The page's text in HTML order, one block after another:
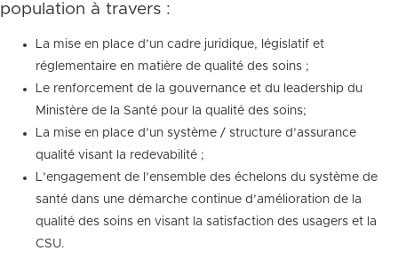
population à travers :
La mise en place d’un cadre juridique, législatif et
réglementaire en matière de qualité des soins ;
Le renforcement de la gouvernance et du leadership du
Ministère de la Santé pour la qualité des soins;
La mise en place d’un système / structure d’assurance
qualité visant la redevabilité ;
L’engagement de l’ensemble des échelons du système de
santé dans une démarche continue d’amélioration de la
qualité des soins en visant la satisfaction des usagers et la
CSU.